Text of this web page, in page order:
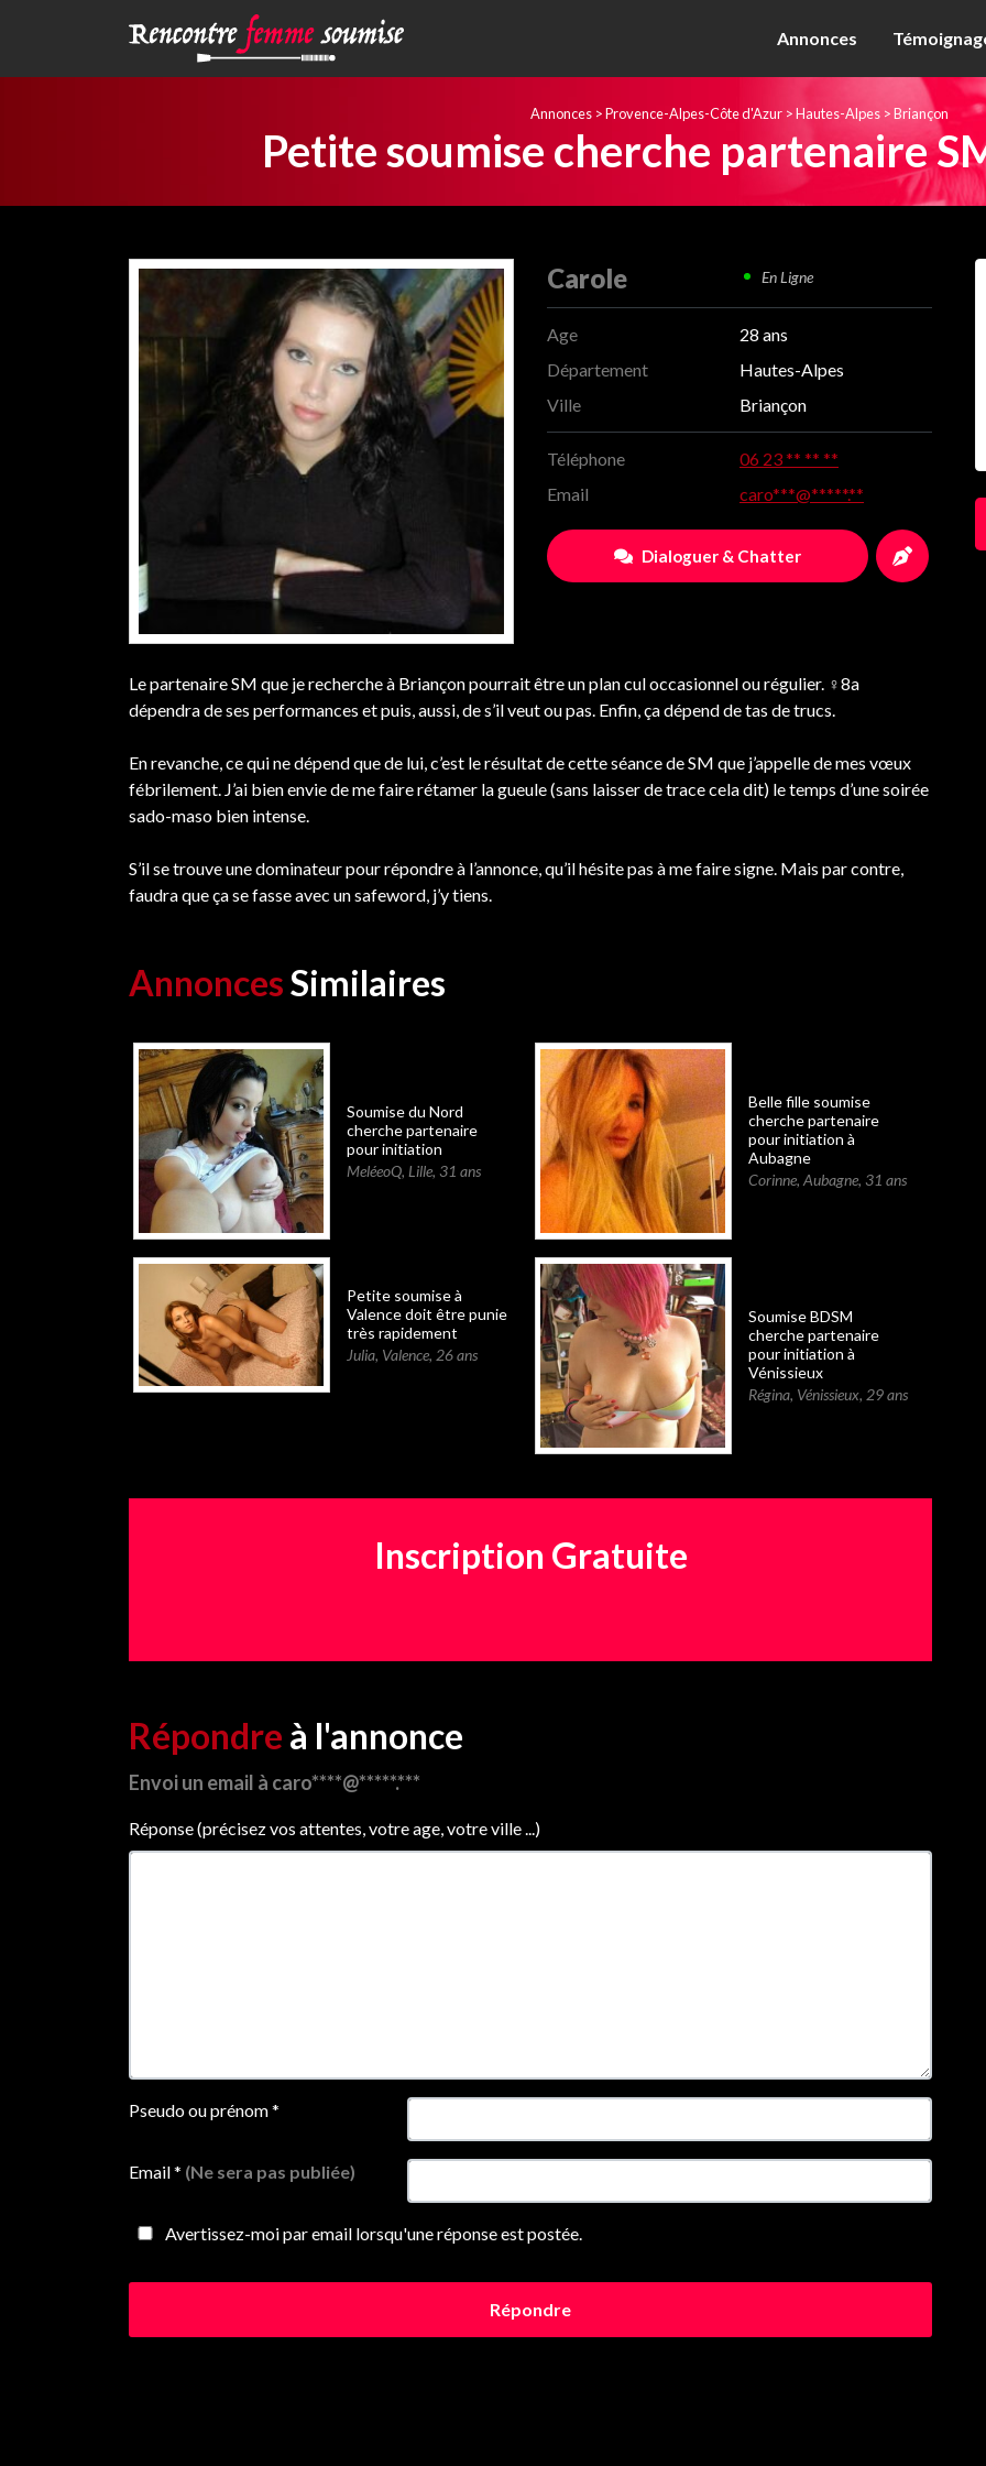
Annonces
Annonces >Provence-Alpes-Côte d'Azur >Hautes-Alpes >Briançon
Petite soumise cherche partenaire
Carole En Ligne
Age
28 ans
Département
Hautes-Alpes
Ville
Briançon
Téléphone
06 23 ** ** **
Email
caro***@*****.**
Dialoguer & Chatter
Le partenaire SM que je recherche à Briançon pourrait être un plan cul occasionnel ou régulier. ♀8a
dépendra de ses performances et puis, aussi, de s’il veut ou pas. Enfin, ça dépend de tas de trucs.
En revanche, ce qui ne dépend que de lui, c’est le résultat de cette séance de SM que j’appelle de mes vœux
fébrilement. J’ai bien envie de me faire rétamer la gueule (sans laisser de trace cela dit) le temps d’une soirée
sado-maso bien intense.
S’il se trouve une dominateur pour répondre à l’annonce, qu’il hésite pas à me faire signe. Mais par contre,
faudra que ça se fasse avec un safeword, j’y tiens.
AnnoncesSimilaires
Soumise du Nord
cherche partenaire
pour initiation
MeléeoQ, Lille, 31 ans
Belle fille soumise
cherche partenaire
pour initiation à
Aubagne
Corinne, Aubagne, 31 ans
Petite soumise à
Valence doit être punie
très rapidement
Julia, Valence, 26 ans
Soumise BDSM
cherche partenaire
pour initiation à
Vénissieux
Régina, Vénissieux, 29 ans
Inscription Gratuite
Répondre à l'annonce
Envoi un email à caro****@*****.***
Réponse (précisez vos attentes, votre age, votre ville ...)
Pseudo ou prénom*
Email* (Ne sera pas publiée)
Avertissez-moi par email lorsqu'une réponse est postée.
Répondre